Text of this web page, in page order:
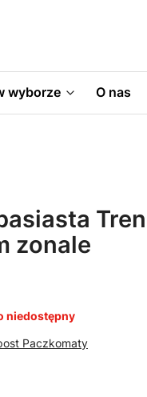
wyborze O nas
zonale
niedostępny
Paczkomaty